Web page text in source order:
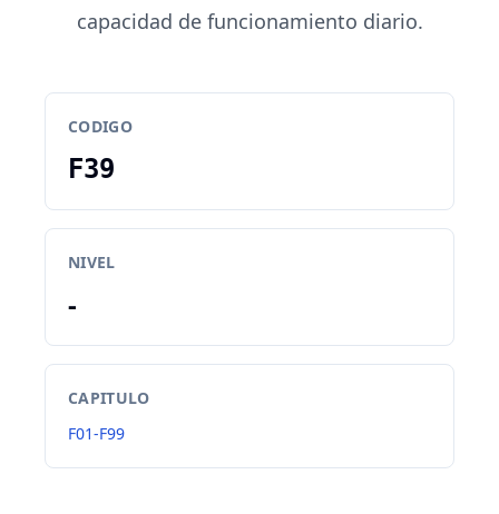
capacidad de funcionamiento diario.
CODIGO
F39
NIVEL
-
CAPITULO
F01-F99